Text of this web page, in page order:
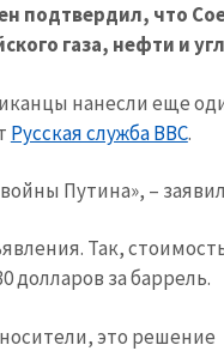
подтвердил, что
газа, нефти и
нанесли еще
Русская служба ВВС.
Путина», –
Так,
долларов за баррель.
это решение